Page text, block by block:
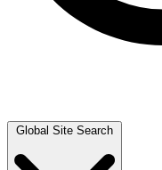
Global Site Search